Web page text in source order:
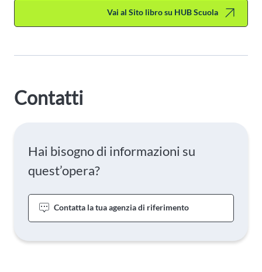
Vai al Sito libro su HUB Scuola
Contatti
Hai bisogno di informazioni su
quest’opera?
Contatta la tua agenzia di riferimento